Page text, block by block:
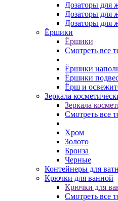
Дозаторы для
Дозаторы для
Дозаторы для
Ёршики
Ёршики
Смотреть все
Ёршики
Ёршики
Ёрш и
Зеркала
Зеркала
Смотреть все
Хром
Золото
Бронза
Черные
Контейнеры для
Крючки для ванной
Крючки для
Смотреть все